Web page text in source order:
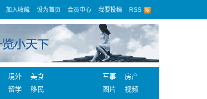
加入收藏 设为首页 会员中心 我要投稿 RSS
境外
美食
留学 移民
军事
房产
图片
视频